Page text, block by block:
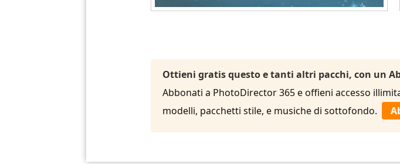
Ottieni gratis questo e tanti altri pacchi, con un
Abbonati a PhotoDirector 365 e offieni accesso
modelli, pacchetti stile, e musiche di sottofondo.